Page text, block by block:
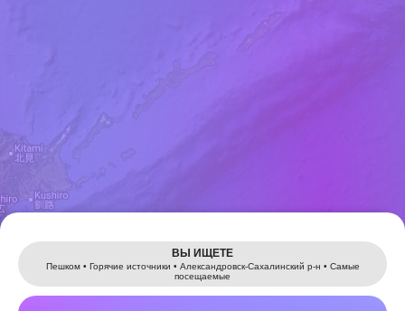
Leaflet
ВЫ ИЩЕТЕ
Пешком • Горячие источники • Александровск-Сахалинский р-н • Самые
посещаемые